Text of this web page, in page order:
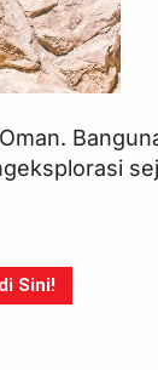
Sini!